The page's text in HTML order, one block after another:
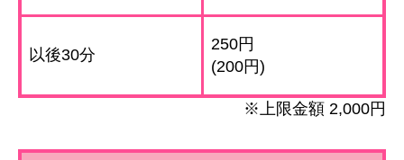
以後30分
250円
(200円)
※上限金額 2,000円